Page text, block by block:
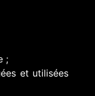
;
et utilisées